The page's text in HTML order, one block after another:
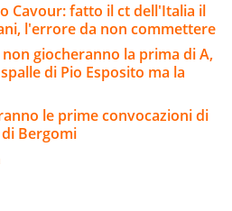
Cavour: fatto il ct dell'Italia il
l'errore da non commettere
giocheranno la prima di A,
di Pio Esposito ma la
le prime convocazioni di
Bergomi